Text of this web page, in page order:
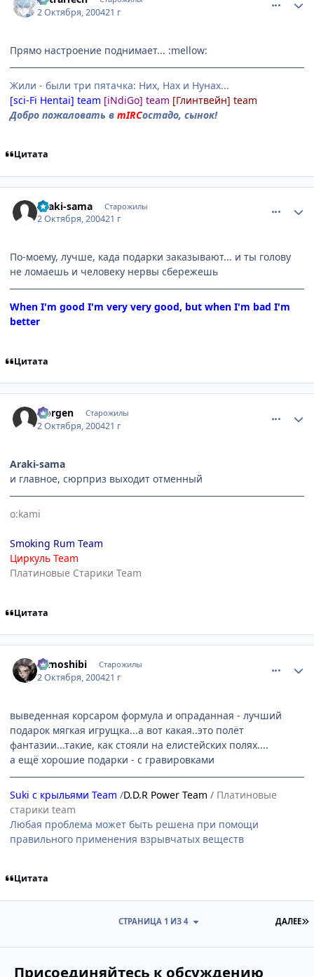
2 Октября, 200421 г
Прямо настроение поднимает... :mellow:
Жили - были три пятачка: Них, Нах и Нунах...
[sci-Fi Hentai] team [iNdiGo] team [Глинтвейн] team
Добро пожаловать в mIRCостадо, сынок!
Цитата
Araki-sama Старожилы
2 Октября, 200421 г
По-моему, лучше, када подарки заказывают... и ты голову
не ломаешь и человеку нервы сбережешь
When I'm good I'm very very good, but when I'm bad I'm
better
Цитата
Norgen Старожилы
2 Октября, 200421 г
Araki-sama
и главное, сюрприз выходит отменный
o:kami
Smoking Rum Team
Циркуль Team
Платиновые Старики Team
Цитата
tomoshibi Старожилы
2 Октября, 200421 г
выведенная корсаром формула и опраданная - лучший
подарок мягкая игрущка...а вот какая..это полёт
фантазии...такие, как стояли на елистейских полях....
а ещё хорошие подарки - с гравировками
Suki с крыльями Team /D.D.R Power Team / Платиновые
старики team
Любая проблема может быть решена при помощи
правильного применения взрывчатых веществ
Цитата
ДАЛЕЕ
СТРАНИЦА 1 ИЗ 4
Присоединяйтесь к обсуждению